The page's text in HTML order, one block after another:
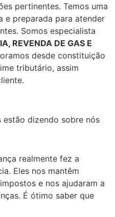
pertinentes. Temos uma
e preparada para atender
Somos especialista
REVENDA DE GAS E
desde constituição
tributário, assim
estão dizendo sobre nós
realmente fez a
Eles nos mantêm
e nos ajudaram a
É ótimo saber que